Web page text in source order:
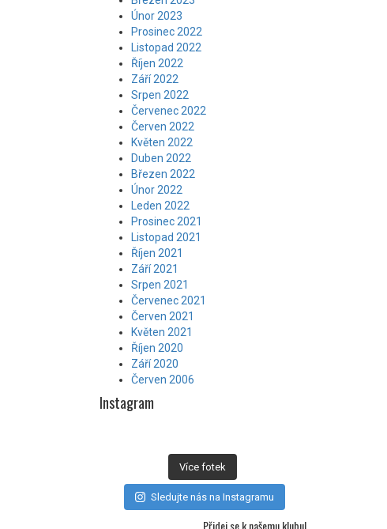
Únor 2023
Prosinec 2022
Listopad 2022
Říjen 2022
Září 2022
Srpen 2022
Červenec 2022
Červen 2022
Květen 2022
Duben 2022
Březen 2022
Únor 2022
Leden 2022
Prosinec 2021
Listopad 2021
Říjen 2021
Září 2021
Srpen 2021
Červenec 2021
Červen 2021
Květen 2021
Říjen 2020
Září 2020
Červen 2006
Instagram
Více fotek
Sledujte nás na Instagramu
Přidej se knašemu klubu!